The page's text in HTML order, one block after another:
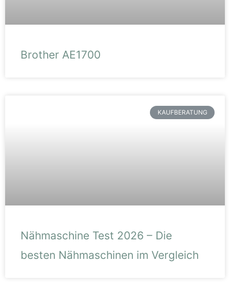
Brother AE1700
KAUFBERATUNG
Nähmaschine Test 2026 – Die
besten Nähmaschinen im Vergleich